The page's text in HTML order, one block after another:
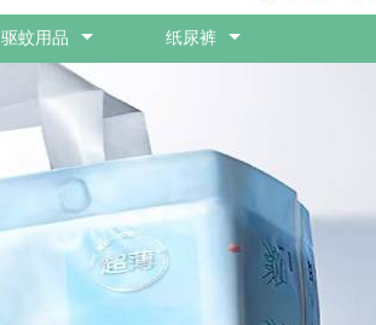
消息
驱蚊用品 纸尿裤